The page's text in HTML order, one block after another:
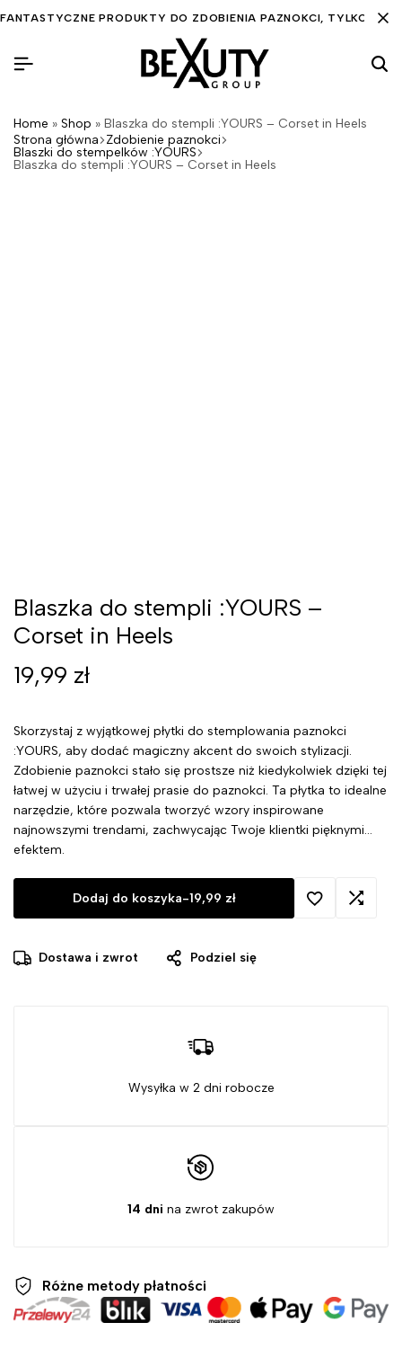
FANTASTYCZNE PRODUKTY DO ZDOBIENIA PAZNOKCI, TYLKO DLA
Home » Shop » Blaszka do stempli :YOURS – Corset in Heels
Strona główna Zdobienie paznokci
Blaszki do stempelków :YOURS
Blaszka do stempli :YOURS – Corset in Heels
Blaszka do stempli :YOURS –
Corset in Heels
19,99 zł
Skorzystaj z wyjątkowej płytki do stemplowania paznokci
:YOURS, aby dodać magiczny akcent do swoich stylizacji.
Zdobienie paznokci stało się prostsze niż kiedykolwiek dzięki tej
łatwej w użyciu i trwałej prasie do paznokci. Ta płytka to idealne
narzędzie, które pozwala tworzyć wzory inspirowane
najnowszymi trendami, zachwycając Twoje klientki pięknymi
efektem.
Dodaj do koszyka-19,99 zł
Dostawa i zwrot Podziel się
Wysyłka w 2 dni robocze
14 dni na zwrot zakupów
Różne metody płatności